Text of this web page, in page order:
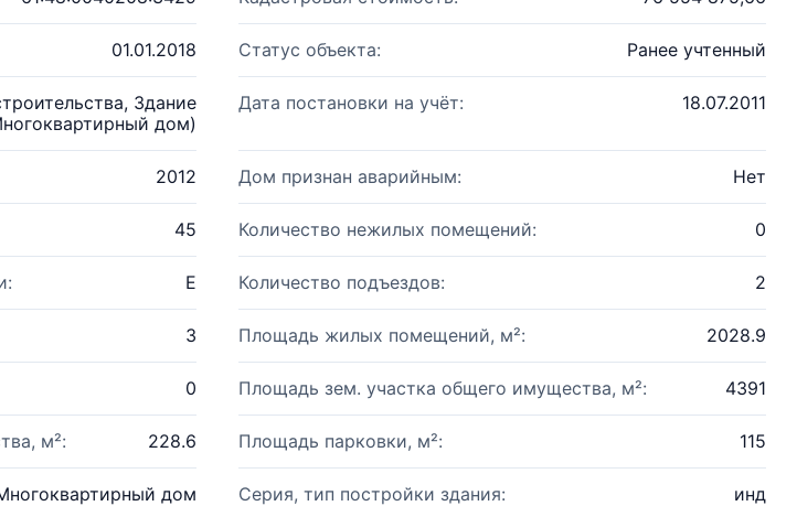
01.01.2018 Статус объекта: Ранее учтенный
Здание
дом)
Дата постановки на учёт: 18.07.2011
2012 Дом признан аварийным: Нет
45 Количество нежилых помещений: 0
E Количество подъездов: 2
3 Площадь жилых помещений, м²: 2028.9
0 Площадь зем. участка общего имущества, м²: 4391
м²: 228.6 Площадь парковки, м²: 115
дом Серия, тип постройки здания: инд